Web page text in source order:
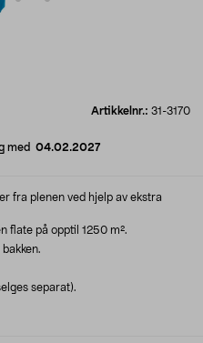
Artikkelnr.: 31-3170
med 04.02.2027
fra plenen ved hjelp av ekstra
flate på opptil 1250 m².
separat).